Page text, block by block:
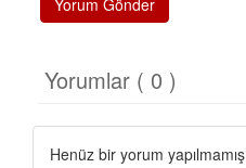
Yorum Gönder
Yorumlar ( 0 )
Henüz bir yorum yapılmamış